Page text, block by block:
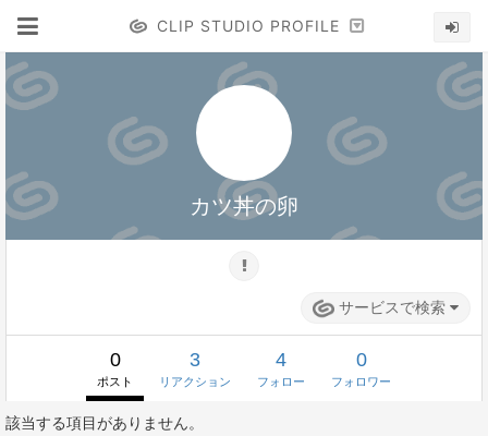
CLIP STUDIO PROFILE
カツ丼の卵
サービスで検索
0
ポスト
3
リアクション
4
フォロー
0
フォロワー
該当する項目がありません。